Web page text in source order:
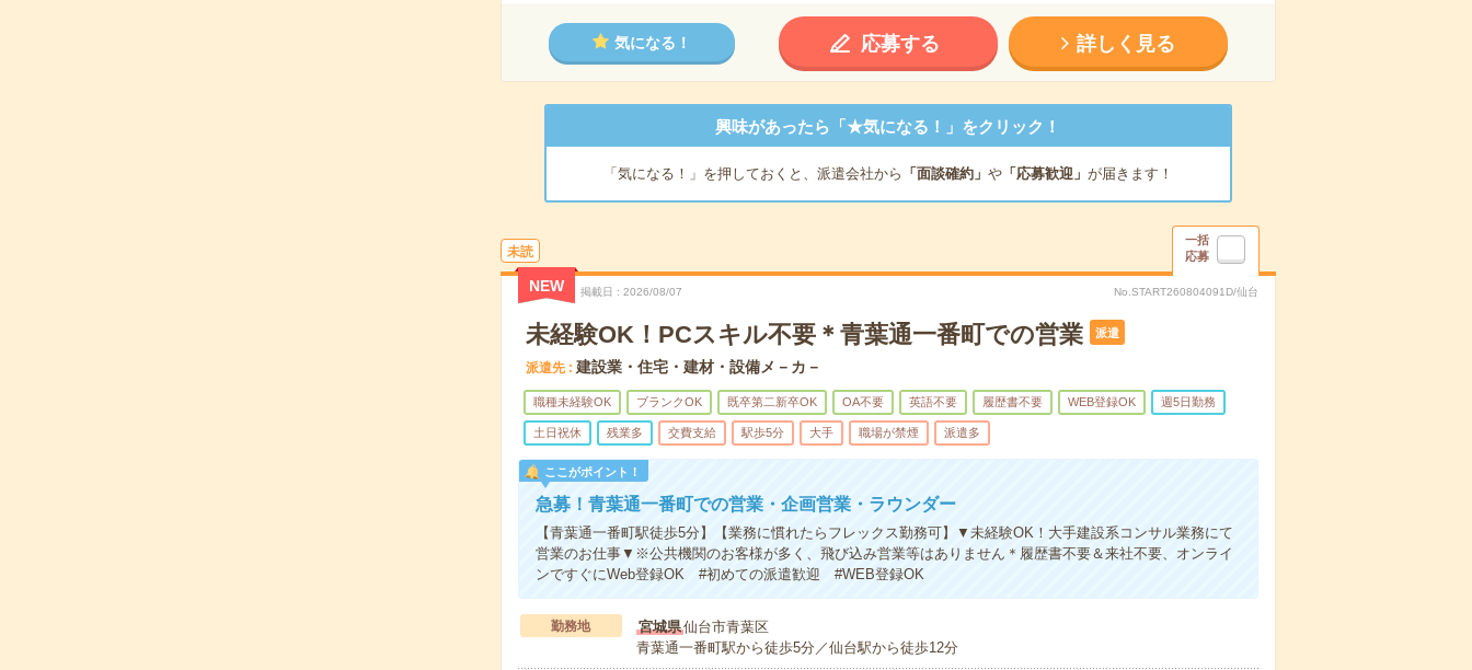
気になる！ 応募する 詳しく見る
興味があったら「★気になる！」をクリック！
「気になる！」を押しておくと、派遣会社から 「面談確約」 や「応募歓迎」 が届きます！
未読
一括
応募
NEW 掲載日 2026/08/07 No.START260804091D/仙台
未経験OK！PCスキル不要＊青葉通一番町での営業 派遣
派遣先 建設業・住宅・建材・設備メ－カ－
職種未経験OK ブランクOK 既卒第二新卒OK OA不要 英語不要 履歴書不要 WEB登録OK 週5日勤務
土日祝休 残業多 交費支給 駅歩5分 大手 職場が禁煙 派遣多
ここがポイント！
急募！青葉通一番町での営業・企画営業・ラウンダー
【青葉通一番町駅徒歩5分】【業務に慣れたらフレックス勤務可】▼未経験OK！大手建設系コンサル業務にて
営業のお仕事▼※公共機関のお客様が多く、飛び込み営業等はありません＊履歴書不要＆来社不要、オンライ
ンですぐにWeb登録OK #初めての派遣歓迎 #WEB登録OK
勤務地 宮城県仙台市青葉区
青葉通一番町駅から徒歩5分／仙台駅から徒歩12分